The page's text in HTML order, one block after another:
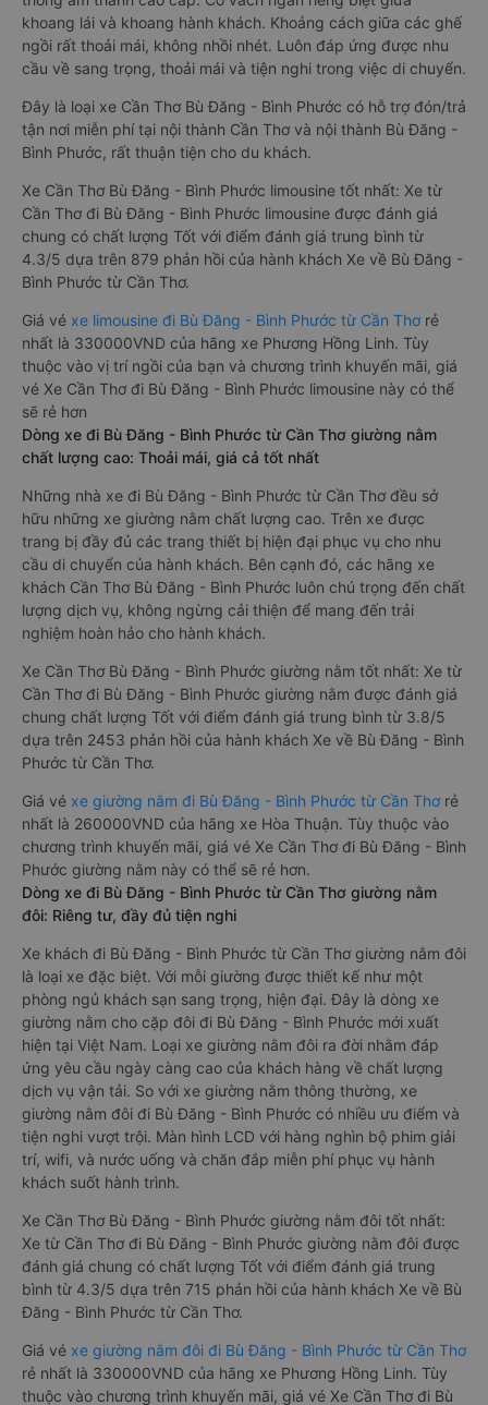
khoang lái và khoang hành khách. Khoảng cách giữa các ghế
ngồi rất thoải mái, không nhồi nhét. Luôn đáp ứng được nhu
cầu về sang trọng, thoải mái và tiện nghi trong việc di chuyển.
Đây là loại xe Cần Thơ Bù Đăng - Bình Phước có hỗ trợ đón/trả
tận nơi miễn phí tại nội thành Cần Thơ và nội thành Bù Đăng -
Bình Phước, rất thuận tiện cho du khách.
Xe Cần Thơ Bù Đăng - Bình Phước limousine tốt nhất: Xe từ
Cần Thơ đi Bù Đăng - Bình Phước limousine được đánh giá
chung có chất lượng Tốt với điểm đánh giá trung bình từ
4.3/5 dựa trên 879 phản hồi của hành khách Xe về Bù Đăng -
Bình Phước từ Cần Thơ.
Giá vé xe limousine đi Bù Đăng - Bình Phước từ Cần Thơrẻ
nhất là 330000VND của hãng xe Phương Hồng Linh. Tùy
thuộc vào vị trí ngồi của bạn và chương trình khuyến mãi, giá
vé Xe Cần Thơ đi Bù Đăng - Bình Phước limousine này có thể
sẽ rẻ hơn
Dòng xe đi Bù Đăng - Bình Phước từ Cần Thơ giường nằm
chất lượng cao: Thoải mái, giá cả tốt nhất
Những nhà xe đi Bù Đăng - Bình Phước từ Cần Thơ đều sở
hữu những xe giường nằm chất lượng cao. Trên xe được
trang bị đầy đủ các trang thiết bị hiện đại phục vụ cho nhu
cầu di chuyển của hành khách. Bên cạnh đó, các hãng xe
khách Cần Thơ Bù Đăng - Bình Phước luôn chú trọng đến chất
lượng dịch vụ, không ngừng cải thiện để mang đến trải
nghiệm hoàn hảo cho hành khách.
Xe Cần Thơ Bù Đăng - Bình Phước giường nằm tốt nhất: Xe từ
Cần Thơ đi Bù Đăng - Bình Phước giường nằm được đánh giá
chung chất lượng Tốt với điểm đánh giá trung bình từ 3.8/5
dựa trên 2453 phản hồi của hành khách Xe về Bù Đăng - Bình
Phước từ Cần Thơ.
Giá vé xe giường nằm đi Bù Đăng - Bình Phước từ Cần Thơ rẻ
nhất là 260000VND của hãng xe Hòa Thuận. Tùy thuộc vào
chương trình khuyến mãi, giá vé Xe Cần Thơ đi Bù Đăng - Bình
Phước giường nằm này có thể sẽ rẻ hơn.
Dòng xe đi Bù Đăng - Bình Phước từ Cần Thơ giường nằm
đôi: Riêng tư, đầy đủ tiện nghi
Xe khách đi Bù Đăng - Bình Phước từ Cần Thơ giường nằm đôi
là loại xe đặc biệt. Với mỗi giường được thiết kế như một
phòng ngủ khách sạn sang trọng, hiện đại. Đây là dòng xe
giường nằm cho cặp đôi đi Bù Đăng - Bình Phước mới xuất
hiện tại Việt Nam. Loại xe giường nằm đôi ra đời nhằm đáp
ứng yêu cầu ngày càng cao của khách hàng về chất lượng
dịch vụ vận tải. So với xe giường nằm thông thường, xe
giường nằm đôi đi Bù Đăng - Bình Phước có nhiều ưu điểm và
tiện nghi vượt trội. Màn hình LCD với hàng nghìn bộ phim giải
trí, wifi, và nước uống và chăn đắp miễn phí phục vụ hành
khách suốt hành trình.
Xe Cần Thơ Bù Đăng - Bình Phước giường nằm đôi tốt nhất:
Xe từ Cần Thơ đi Bù Đăng - Bình Phước giường nằm đôi được
đánh giá chung có chất lượng Tốt với điểm đánh giá trung
bình từ 4.3/5 dựa trên 715 phản hồi của hành khách Xe về Bù
Đăng - Bình Phước từ Cần Thơ.
Giá vé xe giường nằm đôi đi Bù Đăng - Bình Phước từ Cần Thơ
rẻ nhất là 330000VND của hãng xe Phương Hồng Linh. Tùy
thuộc vào chương trình khuyến mãi, giá vé Xe Cần Thơ đi Bù